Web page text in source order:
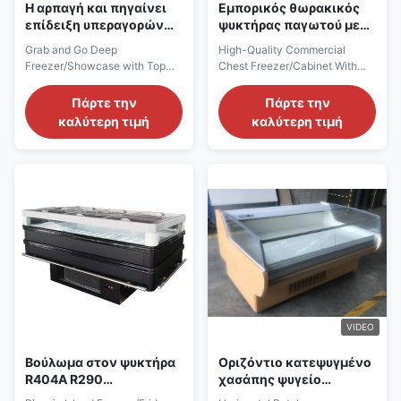
Η αρπαγή και πηγαίνει
επίδειξη υπεραγορών
με τις τοπ συρόμενες
πόρτες γυαλιού
Grab and Go Deep
Freezer/Showcase with Top
Supermarket Frozen
Foods/Cooling Display Main
Features: ⇒ Fan cooling,
environmentally friendly ⇒
Self-contained Secop ...
Πάρτε την
καλύτερη τιμή
Εμπορικός θωρακικός
ψυκτήρας παγωτού με
συμπιεστή Secop
High-Quality Commercial
Chest Freezer/Cabinet With
Compressor For Ice
Cream/Cold Storage High-
Quality Commercial Chest
Cold Storage Main Features: ⇒
Fan cooling, bringing no frost to
the cooler and ...
Πάρτε την
καλύτερη τιμή
Βούλωμα στον ψυκτήρα
R404A R290
υπεραγορών νησιών για
VIDEO
Οριζόντιο κατεψυγμένο
χασάπης ψυγείο
επίδειξης για το χοιρινό